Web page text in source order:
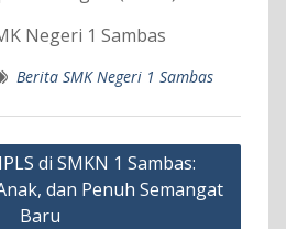
Negeri 1 Sambas
Berita SMK Negeri 1 Sambas
di SMKN 1 Sambas:
dan Penuh Semangat
Baru